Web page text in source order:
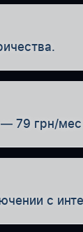
79 грн/мес
с